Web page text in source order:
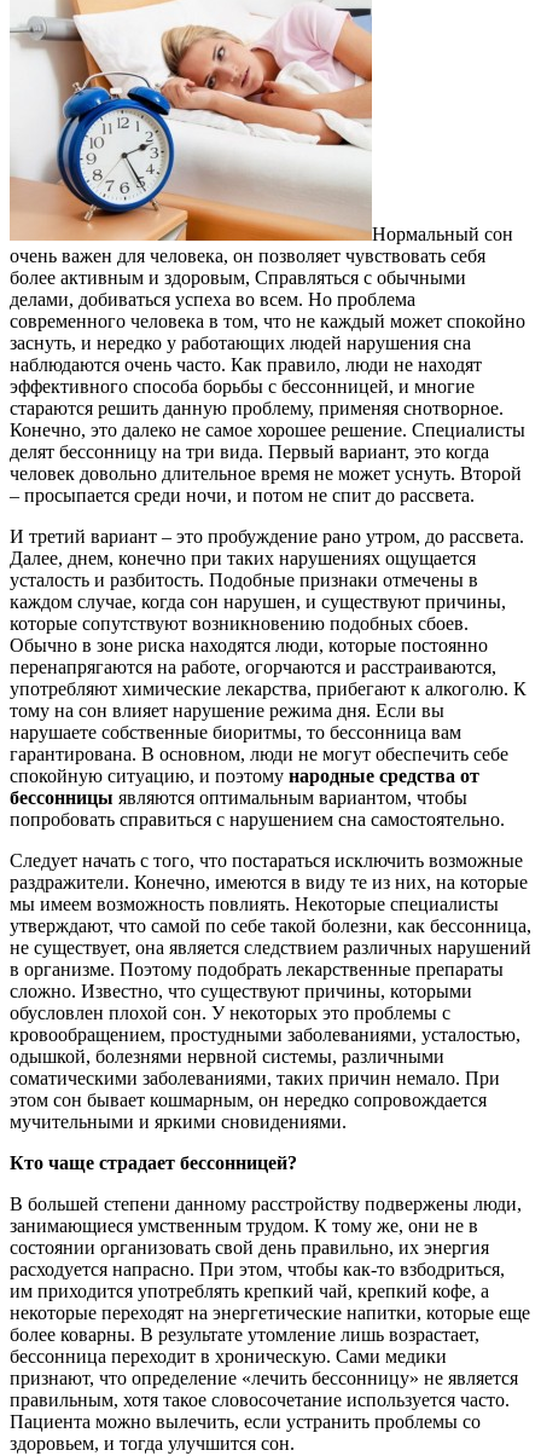
Нормальный сон
очень важен для человека, он позволяет чувствовать себя
более активным и здоровым, Справляться с обычными
делами, добиваться успеха во всем. Но проблема
современного человека в том, что не каждый может спокойно
заснуть, и нередко у работающих людей нарушения сна
наблюдаются очень часто. Как правило, люди не находят
эффективного способа борьбы с бессонницей, и многие
стараются решить данную проблему, применяя снотворное.
Конечно, это далеко не самое хорошее решение. Специалисты
делят бессонницу на три вида. Первый вариант, это когда
человек довольно длительное время не может уснуть. Второй
– просыпается среди ночи, и потом не спит до рассвета.
И третий вариант – это пробуждение рано утром, до рассвета.
Далее, днем, конечно при таких нарушениях ощущается
усталость и разбитость. Подобные признаки отмечены в
каждом случае, когда сон нарушен, и существуют причины,
которые сопутствуют возникновению подобных сбоев.
Обычно в зоне риска находятся люди, которые постоянно
перенапрягаются на работе, огорчаются и расстраиваются,
употребляют химические лекарства, прибегают к алкоголю. К
тому на сон влияет нарушение режима дня. Если вы
нарушаете собственные биоритмы, то бессонница вам
гарантирована. В основном, люди не могут обеспечить себе
спокойную ситуацию, и поэтому народные средства от
бессонницы являются оптимальным вариантом, чтобы
попробовать справиться с нарушением сна самостоятельно.
Следует начать с того, что постараться исключить возможные
раздражители. Конечно, имеются в виду те из них, на которые
мы имеем возможность повлиять. Некоторые специалисты
утверждают, что самой по себе такой болезни, как бессонница,
не существует, она является следствием различных нарушений
в организме. Поэтому подобрать лекарственные препараты
сложно. Известно, что существуют причины, которыми
обусловлен плохой сон. У некоторых это проблемы с
кровообращением, простудными заболеваниями, усталостью,
одышкой, болезнями нервной системы, различными
соматическими заболеваниями, таких причин немало. При
этом сон бывает кошмарным, он нередко сопровождается
мучительными и яркими сновидениями.
Кто чаще страдает бессонницей?
В большей степени данному расстройству подвержены люди,
занимающиеся умственным трудом. К тому же, они не в
состоянии организовать свой день правильно, их энергия
расходуется напрасно. При этом, чтобы как-то взбодриться,
им приходится употреблять крепкий чай, крепкий кофе, а
некоторые переходят на энергетические напитки, которые еще
более коварны. В результате утомление лишь возрастает,
бессонница переходит в хроническую. Сами медики
признают, что определение «лечить бессонницу» не является
правильным, хотя такое словосочетание используется часто.
Пациента можно вылечить, если устранить проблемы со
здоровьем, и тогда улучшится сон.